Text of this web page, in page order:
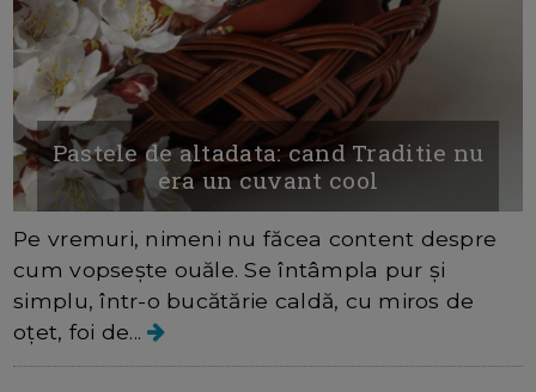
Pastele de altadata: cand Traditie nu
era un cuvant cool
Pe vremuri, nimeni nu făcea content despre
cum vopsește ouăle. Se întâmpla pur și
simplu, într-o bucătărie caldă, cu miros de
oțet, foi de...